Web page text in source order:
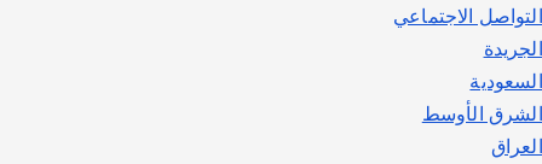
التواصل الاجتماعي
الجريدة
السعودية
الشرق الأوسط
العراق